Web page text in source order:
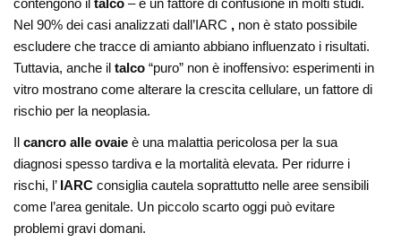
contengono iltalco – è un fattore di confusione in molti studi.
Nel 90% dei casi analizzati dall’IARC , non è stato possibile
escludere che tracce di amianto abbiano influenzato i risultati.
Tuttavia, anche iltalco “puro” non è inoffensivo: esperimenti in
vitro mostrano come alterare la crescita cellulare, un fattore di
rischio per la neoplasia.
Ilcancro alle ovaie è una malattia pericolosa per la sua
diagnosi spesso tardiva e la mortalità elevata. Per ridurre i
rischi, l’ IARC consiglia cautela soprattutto nelle aree sensibili
come l’area genitale. Un piccolo scarto oggi può evitare
problemi gravi domani.